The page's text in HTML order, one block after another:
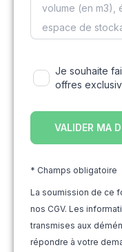
Je souhaite
offres
* Champs obligatoire
La soumission de ce
nos CGV. Les
transmises aux
répondre à votre